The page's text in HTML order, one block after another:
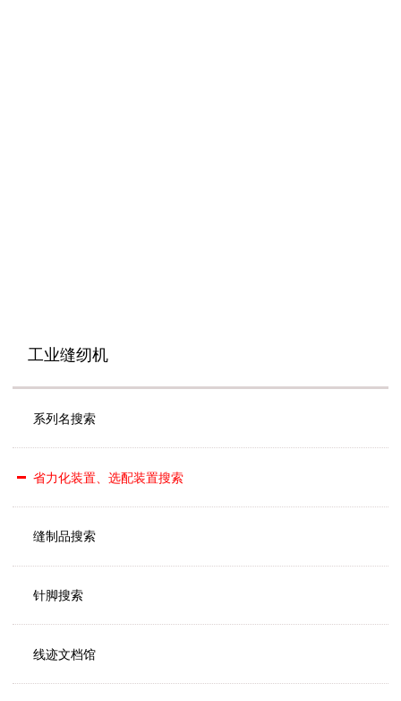
工业缝纫机
系列名搜索
省力化装置、选配装置搜索
缝制品搜索
针脚搜索
线迹文档馆